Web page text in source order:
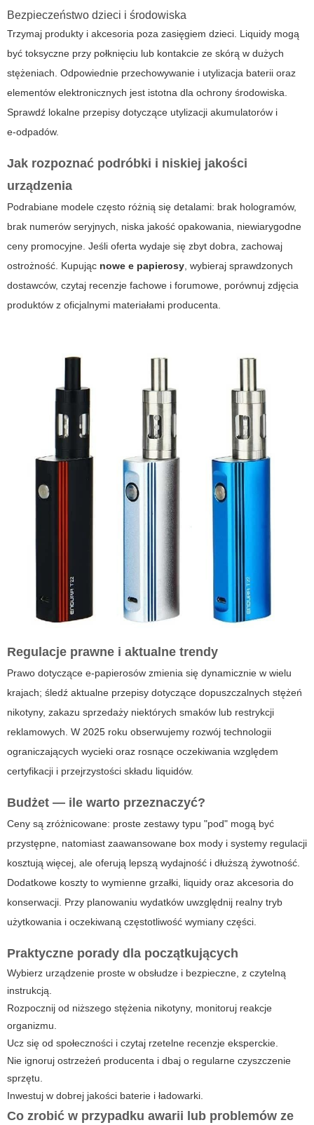
Bezpieczeństwo dzieci i środowiska
Trzymaj produkty i akcesoria poza zasięgiem dzieci. Liquidy mogą
być toksyczne przy połknięciu lub kontakcie ze skórą w dużych
stężeniach. Odpowiednie przechowywanie i utylizacja baterii oraz
elementów elektronicznych jest istotna dla ochrony środowiska.
Sprawdź lokalne przepisy dotyczące utylizacji akumulatorów i
e‑odpadów.
Jak rozpoznać podróbki i niskiej jakości
urządzenia
Podrabiane modele często różnią się detalami: brak hologramów,
brak numerów seryjnych, niska jakość opakowania, niewiarygodne
ceny promocyjne. Jeśli oferta wydaje się zbyt dobra, zachowaj
ostrożność. Kupując nowe e papierosy, wybieraj sprawdzonych
dostawców, czytaj recenzje fachowe i forumowe, porównuj zdjęcia
produktów z oficjalnymi materiałami producenta.
Regulacje prawne i aktualne trendy
Prawo dotyczące e‑papierosów zmienia się dynamicznie w wielu
krajach; śledź aktualne przepisy dotyczące dopuszczalnych stężeń
nikotyny, zakazu sprzedaży niektórych smaków lub restrykcji
reklamowych. W 2025 roku obserwujemy rozwój technologii
ograniczających wycieki oraz rosnące oczekiwania względem
certyfikacji i przejrzystości składu liquidów.
Budżet — ile warto przeznaczyć?
Ceny są zróżnicowane: proste zestawy typu "pod" mogą być
przystępne, natomiast zaawansowane box mody i systemy regulacji
kosztują więcej, ale oferują lepszą wydajność i dłuższą żywotność.
Dodatkowe koszty to wymienne grzałki, liquidy oraz akcesoria do
konserwacji. Przy planowaniu wydatków uwzględnij realny tryb
użytkowania i oczekiwaną częstotliwość wymiany części.
Praktyczne porady dla początkujących
Wybierz urządzenie proste w obsłudze i bezpieczne, z czytelną
instrukcją.
Rozpocznij od niższego stężenia nikotyny, monitoruj reakcje
organizmu.
Ucz się od społeczności i czytaj rzetelne recenzje eksperckie.
Nie ignoruj ostrzeżeń producenta i dbaj o regularne czyszczenie
sprzętu.
Inwestuj w dobrej jakości baterie i ładowarki.
Co zrobić w przypadku awarii lub problemów ze